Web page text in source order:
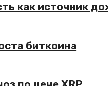
как источник
биткоина